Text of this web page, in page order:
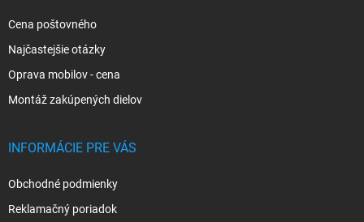
Cena poštovného
Najčastejšie otázky
Oprava mobilov - cena
Montáž zakúpených dielov
INFORMÁCIE PRE VÁS
Obchodné podmienky
Reklamačný poriadok